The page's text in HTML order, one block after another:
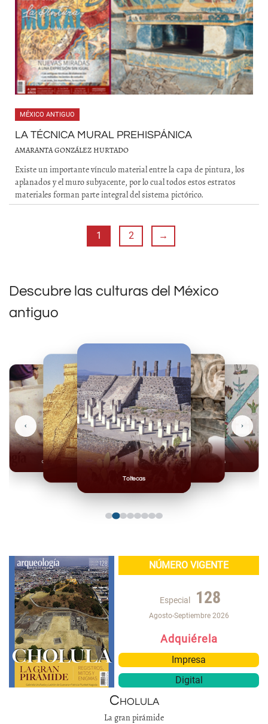
MÉXICO ANTIGUO
LA TÉCNICA MURAL PREHISPÁNICA
AMARANTA GONZÁLEZ HURTADO
Existe un importante vínculo material entre la capa de pintura, los
aplanados y el muro subyacente, por lo cual todos estos estratos
materiales forman parte integral del sistema pictórico.
1 2 →
Descubre las culturas del México
antiguo
Toltecas
Mexicas
Olmecas
‹ ›
NÚMERO VIGENTE
Especial 128
Agosto-Septiembre 2026
Adquiérela
Impresa
Digital
Cholula
La gran pirámide